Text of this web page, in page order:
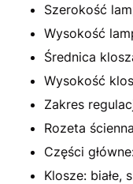
Szerokość
Wysokość
Średnica
Wysokość
Zakres
Rozeta
Części
Klosze: białe,